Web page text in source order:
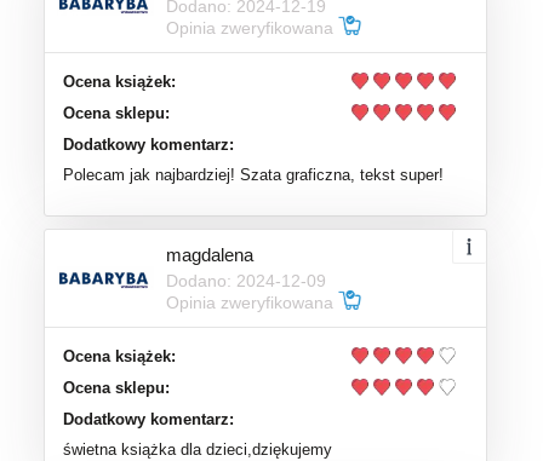
Dodano: 2024-12-19
Opinia zweryfikowana
Ocena książek:
Ocena sklepu:
Dodatkowy komentarz:
Polecam jak najbardziej! Szata graficzna, tekst super!
magdalena
Dodano: 2024-12-09
Opinia zweryfikowana
Ocena książek:
Ocena sklepu:
Dodatkowy komentarz:
świetna książka dla dzieci,dziękujemy